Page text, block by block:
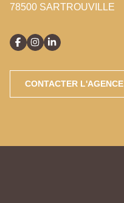
78500 SARTROUVILLE
CONTACTER L'AGENCE